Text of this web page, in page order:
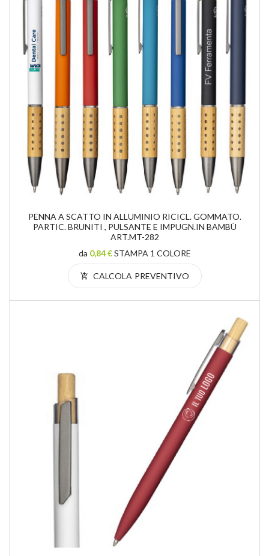
PENNA A SCATTO IN ALLUMINIO RICICL. GOMMATO.
PARTIC. BRUNITI , PULSANTE E IMPUGN.IN BAMBÙ
ART.MT-282
da 0,84 €STAMPA 1 COLORE
CALCOLA PREVENTIVO